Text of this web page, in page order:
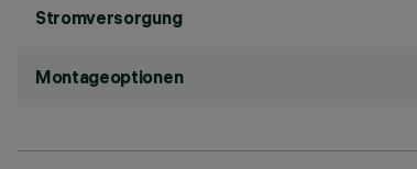
Stromversorgung
Montageoptionen